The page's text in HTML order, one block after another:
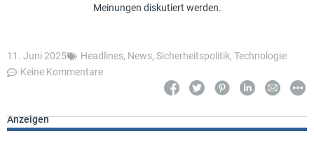
Meinungen diskutiert werden.
11. Juni 2025 Headlines, News, Sicherheitspolitik, Technologie
Keine Kommentare
Anzeigen